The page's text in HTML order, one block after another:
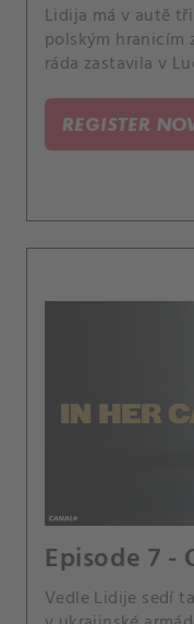
Lidija má v autě
polským hranicím
ráda zastavila v
REGISTER
Episode 7 -
Vedle Lidije sedí